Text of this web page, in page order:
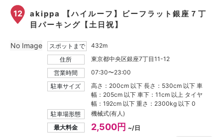
12
akippa 【ハイルーフ】ビーフラット銀座７丁
目パーキング【土日祝】
スポットまで
432m
住所
東京都中央区銀座7丁目11-12
営業時間
07:30〜23:00
駐車サイズ
高さ：200cm 以下 長さ：530cm 以下 車
幅：205cm 以下 車下：11cm 以上 タイヤ
幅：192cm 以下 重さ：2300kg 以下 0
駐車場形態
機械式(有人)
最大料金
2,500円 ~/日
No Image